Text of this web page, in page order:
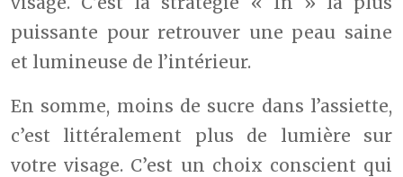
puissante pour retrouver une peau saine
et lumineuse de l’intérieur.
En somme, moins de sucre dans l’assiette,
c’est littéralement plus de lumière sur
votre visage. C’est un choix conscient qui